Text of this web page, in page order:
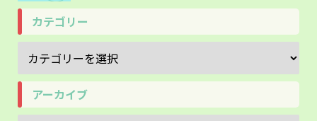
カテゴリー
アーカイブ